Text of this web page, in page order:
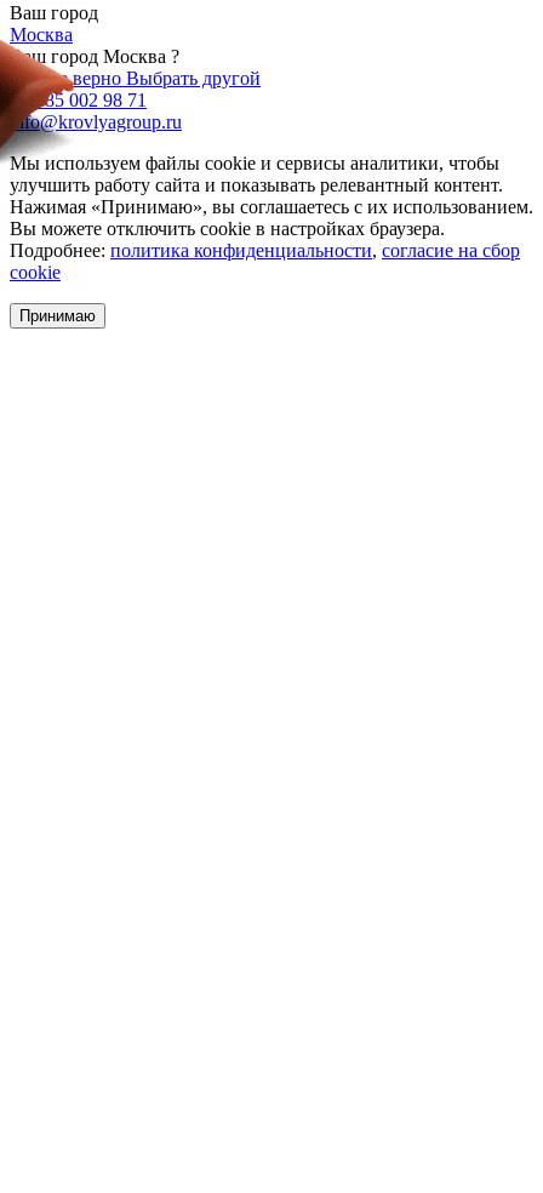
Ваш город
Москва
Ваш город Москва ?
Да, все верно Выбрать другой
+7 985 002 98 71
info@krovlyagroup.ru
Мы используем файлы cookie и сервисы аналитики, чтобы
улучшить работу сайта и показывать релевантный контент.
Нажимая «Принимаю», вы соглашаетесь с их использованием.
Вы можете отключить cookie в настройках браузера.
Подробнее: политика конфиденциальности, согласие на сбор
cookie
Принимаю